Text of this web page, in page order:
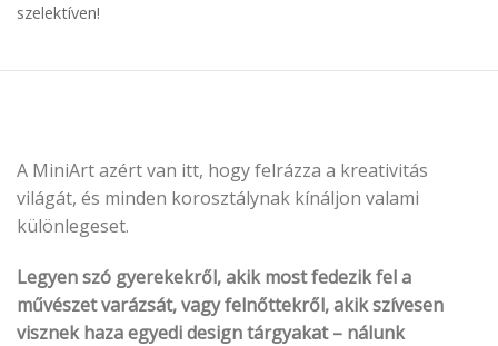
szelektíven!
A MiniArt azért van itt, hogy felrázza a kreativitás
világát, és minden korosztálynak kínáljon valami
különlegeset.
Legyen szó gyerekekről, akik most fedezik fel a
művészet varázsát, vagy felnőttekről, akik szívesen
visznek haza egyedi design tárgyakat – nálunk